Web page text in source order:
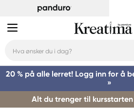
20 % på alle lerret! Logg inn for å
»
Alt du trenger til